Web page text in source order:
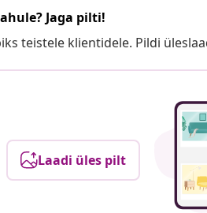
Jaga pilti!
teistele klientidele. Pildi
Laadi üles pilt